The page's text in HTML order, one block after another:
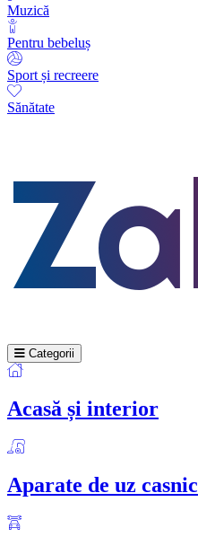
Muzică
Pentru bebeluș
Sport și recreere
Sănătate
Categorii
Acasă și interior
Aparate de uz casnic